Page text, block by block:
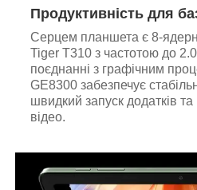
Продуктивність для
Серцем планшета є 8-
Tiger T310 з частотою до
поєднанні з графічним
GE8300 забезпечує
швидкий запуск додатків
відео.